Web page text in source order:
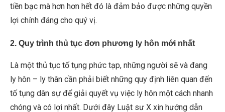
tiền bạc mà hơn hơn hết đó là đảm bảo được những quyền
lợi chính đáng cho quý vị.
2. Quy trình thủ tục đơn phương ly hôn mới nhất
Là một thủ tục tố tụng phức tạp, những người sẽ và đang
ly hôn – ly thân cần phải biết những quy định liên quan đến
tố tụng dân sự để giải quyết vụ việc ly hôn một cách nhanh
chóng và có lợi nhất. Dưới đây Luật sư X xin hướng dẫn